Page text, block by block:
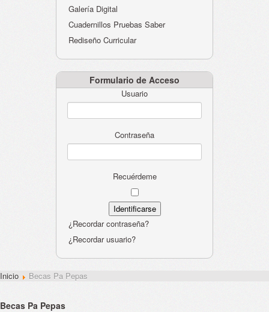
Galería Digital
Cuadernillos Pruebas Saber
Rediseño Curricular
Formulario de Acceso
Usuario
Contraseña
Recuérdeme
¿Recordar contraseña?
¿Recordar usuario?
Inicio Becas Pa Pepas
Becas Pa Pepas